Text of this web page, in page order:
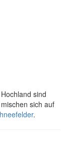
sind
sich auf
.